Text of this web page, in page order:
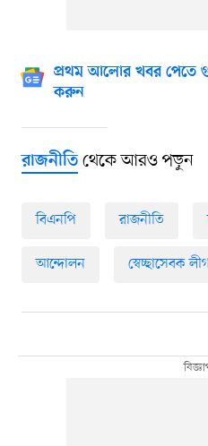
প্রথম আলোর খবর পেতে
করুন
রাজনীতিথেকে আরও পড়ুন
বিএনপি রাজনীতি
আন্দোলন স্বেচ্ছাসেবক